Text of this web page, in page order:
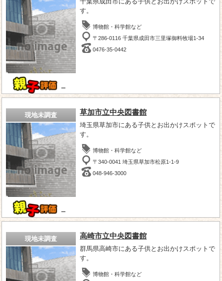
－
す。
博物館・科学館など
〒286-0116 千葉県成田市三里塚御料牧場1-34
0476-35-0442
現地未調査
－
草加市立中央図書館
埼玉県草加市にある子供とお出かけスポットで
す。
博物館・科学館など
〒340-0041 埼玉県草加市松原1-1-9
048-946-3000
現地未調査 高崎市立中央図書館
群馬県高崎市にある子供とお出かけスポットで
す。
博物館・科学館など